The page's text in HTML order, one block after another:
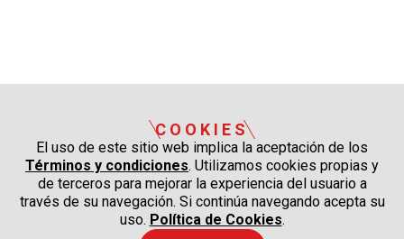
COOKIES
El uso de este sitio web implica la aceptación de los
Términos y condiciones. Utilizamos cookies propias y
de terceros para mejorar la experiencia del usuario a
través de su navegación. Si continúa navegando acepta su
uso. Política de Cookies.